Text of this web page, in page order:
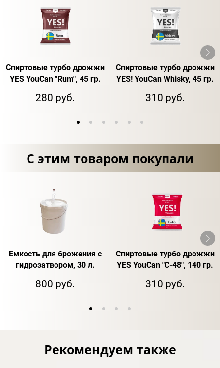
Спиртовые турбо дрожжи
YES YouCan "Rum", 45 гр.
280 руб.
Спиртовые турбо дрожжи
YES! YouCan Whisky, 45 гр.
310 руб.
С этим товаром покупали
Емкость для брожения с
гидрозатвором, 30 л.
800 руб.
Спиртовые турбо дрожжи
YES YouCan "C-48", 140 гр.
310 руб.
Рекомендуем также